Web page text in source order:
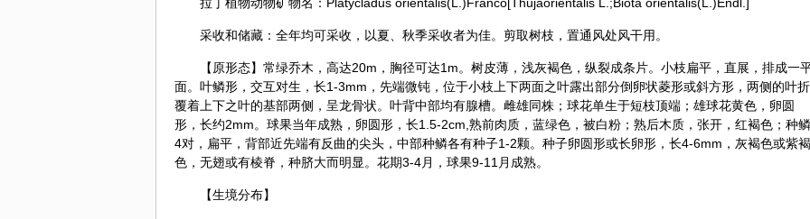
采收和储藏：全年均可采收，以夏、秋季采收者为佳。剪取树枝，置通风处风干用。
【原形态】常绿乔木，高达20m，胸径可达1m。树皮薄，浅灰褐色，纵裂成条片。小枝扁平，直展，排成一
面。叶鳞形，交互对生，长1-3mm，先端微钝，位于小枝上下两面之叶露出部分倒卵状菱形或斜方形，两侧的叶折
覆着上下之叶的基部两侧，呈龙骨状。叶背中部均有腺槽。雌雄同株；球花单生于短枝顶端；雄球花黄色，卵圆
形，长约2mm。球果当年成熟，卵圆形，长1.5-2cm,熟前肉质，蓝绿色，被白粉；熟后木质，张开，红褐色；种鳞
4对，扁平，背部近先端有反曲的尖头，中部种鳞各有种子1-2颗。种子卵圆形或长卵形，长4-6mm，灰褐色或紫褐
色，无翅或有棱脊，种脐大而明显。花期3-4月，球果9-11月成熟。
【生境分布】